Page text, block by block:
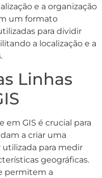
e a organização
um formato
para dividir
a localização e a
Linhas
em GIS é crucial para
a criar uma
para medir
geográficas.
permitem a